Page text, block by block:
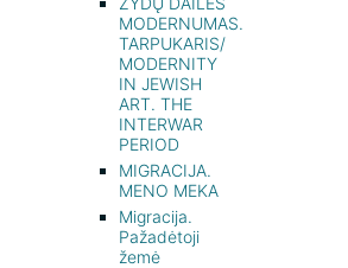
MODERNUMAS.
TARPUKARIS/
MODERNITY
IN JEWISH
ART. THE
INTERWAR
PERIOD
MIGRACIJA.
MENO MEKA
Migracija.
Pažadėtoji
žemė